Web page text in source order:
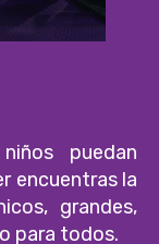
puedan
encuentras la
grandes,
para todos.